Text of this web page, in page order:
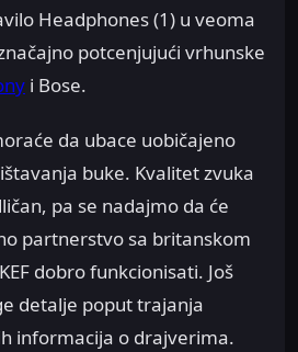
Headphones (1) u veoma
potcenjujući vrhunske
i Bose.
da ubace uobičajeno
buke. Kvalitet zvuka
pa se nadajmo da će
partnerstvo sa britanskom
dobro funkcionisati. Još
detalje poput trajanja
informacija o drajverima.